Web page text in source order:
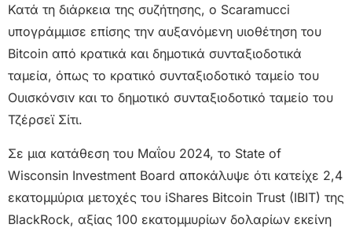
Κατά τη διάρκεια της συζήτησης, ο Scaramucci
υπογράμμισε επίσης την αυξανόμενη υιοθέτηση του
Bitcoin από κρατικά και δημοτικά συνταξιοδοτικά
ταμεία, όπως το κρατικό συνταξιοδοτικό ταμείο του
Ουισκόνσιν και το δημοτικό συνταξιοδοτικό ταμείο του
Τζέρσεϊ Σίτι.
Σε μια κατάθεση του Μαΐου 2024, το State of
Wisconsin Investment Board αποκάλυψε ότι κατείχε 2,4
εκατομμύρια μετοχές του iShares Bitcoin Trust (IBIT) της
BlackRock, αξίας 100 εκατομμυρίων δολαρίων εκείνη